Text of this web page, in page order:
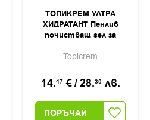
ТОПИКРЕМ УЛТРА
ХИДРАТАНТ Пенлив
почистващ гел за
Topicrem
14.47 €/28.30 лв.
ПОРЪЧАЙ